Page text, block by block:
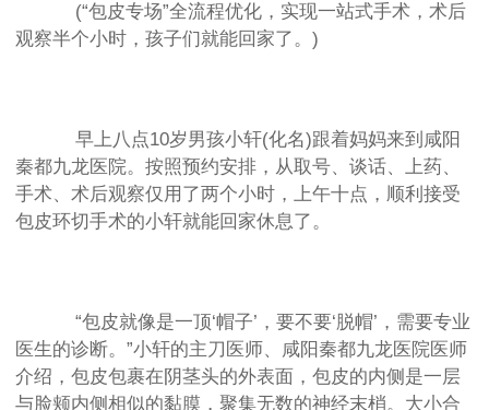
(“包皮专场”全流程优化，实现一站式手术，术后
观察半个小时，孩子们就能回家了。)
早上八点10岁男孩小轩(化名)跟着妈妈来到咸阳
秦都九龙医院。按照预约安排，从取号、谈话、上药、
手术、术后观察仅用了两个小时，上午十点，顺利接受
包皮环切手术的小轩就能回家休息了。
“包皮就像是一顶‘帽子’，要不要‘脱帽’，需要专业
医生的诊断。”小轩的主刀医师、咸阳秦都九龙医院医师
介绍，包皮包裹在阴茎头的外表面，包皮的内侧是一层
与脸颊内侧相似的黏膜，聚集无数的神经末梢。大小合